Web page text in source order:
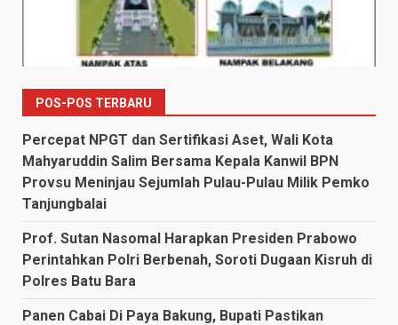
POS-POS TERBARU
Percepat NPGT dan Sertifikasi Aset, Wali Kota
Mahyaruddin Salim Bersama Kepala Kanwil BPN
Provsu Meninjau Sejumlah Pulau-Pulau Milik Pemko
Tanjungbalai
Prof. Sutan Nasomal Harapkan Presiden Prabowo
Perintahkan Polri Berbenah, Soroti Dugaan Kisruh di
Polres Batu Bara
Panen Cabai Di Paya Bakung, Bupati Pastikan